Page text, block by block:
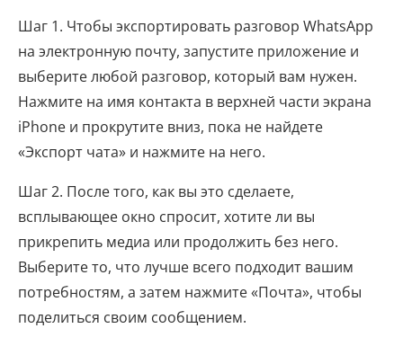
Шаг 1. Чтобы экспортировать разговор WhatsApp
на электронную почту, запустите приложение и
выберите любой разговор, который вам нужен.
Нажмите на имя контакта в верхней части экрана
iPhone и прокрутите вниз, пока не найдете
«Экспорт чата» и нажмите на него.
Шаг 2. После того, как вы это сделаете,
всплывающее окно спросит, хотите ли вы
прикрепить медиа или продолжить без него.
Выберите то, что лучше всего подходит вашим
потребностям, а затем нажмите «Почта», чтобы
поделиться своим сообщением.